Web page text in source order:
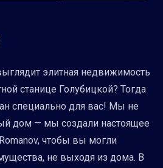
элитная недвижимость
станице Голубицкой? Тогда
специально для вас! Мы не
дом — мы создали настоящее
чтобы вы могли
не выходя из дома. В